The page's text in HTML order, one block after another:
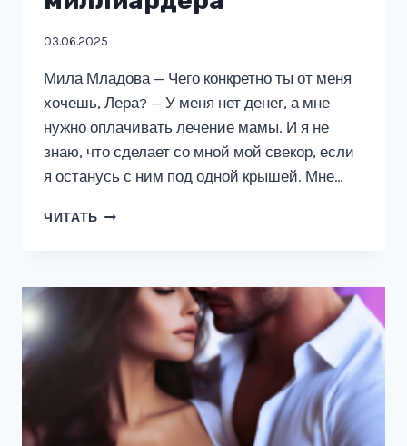
03.06.2025
Мила Младова — Чего конкретно ты от меня
хочешь, Лера? — У меня нет денег, а мне
нужно оплачивать лечение мамы. И я не
знаю, что сделает со мной мой свекор, если
я останусь с ним под одной крышей. Мне…
ЧИТАТЬ РУЧНАЯ